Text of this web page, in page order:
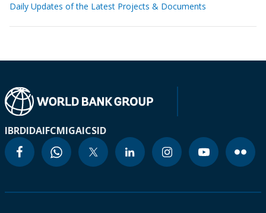
Daily Updates of the Latest Projects & Documents
IBRDIDAIFCMIGAICSID